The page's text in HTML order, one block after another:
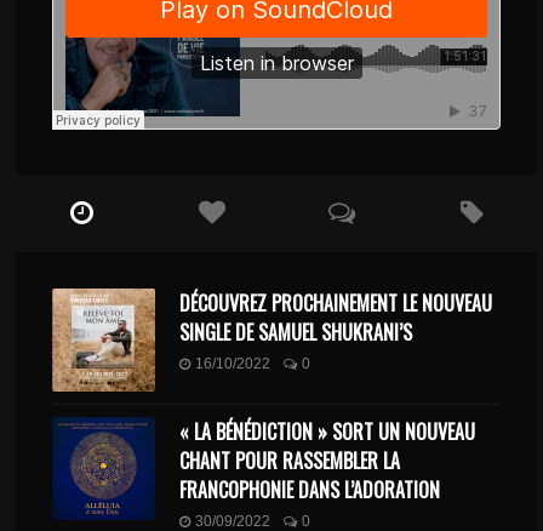
DÉCOUVREZ PROCHAINEMENT LE NOUVEAU
SINGLE DE SAMUEL SHUKRANI’S
16/10/2022 0
« LA BÉNÉDICTION » SORT UN NOUVEAU
CHANT POUR RASSEMBLER LA
FRANCOPHONIE DANS L’ADORATION
30/09/2022 0